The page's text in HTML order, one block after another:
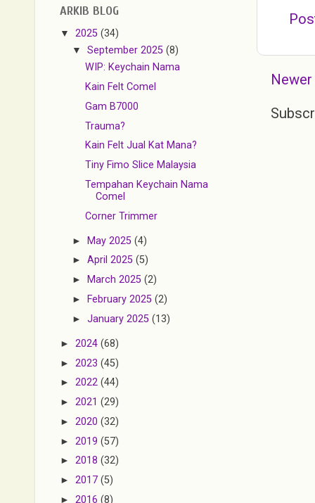
ARKIB BLOG
▼ 2025 (34)
▼September 2025(8)
WIP: Keychain Nama
Kain Felt Comel
Gam B7000
Trauma?
Kain Felt Jual Kat Mana?
Tiny Fimo Slice Malaysia
Tempahan Keychain Nama
Comel
Corner Trimmer
► May 2025(4)
►April 2025(5)
► March 2025(2)
► February 2025(2)
►January 2025(13)
► 2024 (68)
► 2023 (45)
► 2022 (44)
► 2021 (29)
► 2020 (32)
► 2019 (57)
► 2018 (32)
► 2017 (5)
► 2016 (8)